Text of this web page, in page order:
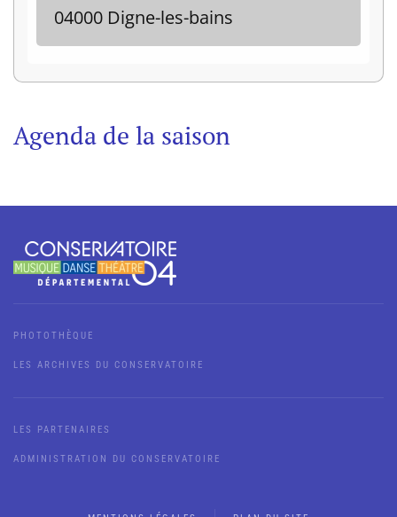
04000 Digne-les-bains
Agenda de la saison
PHOTOTHÈQUE
LES ARCHIVES DU CONSERVATOIRE
LES PARTENAIRES
ADMINISTRATION DU CONSERVATOIRE